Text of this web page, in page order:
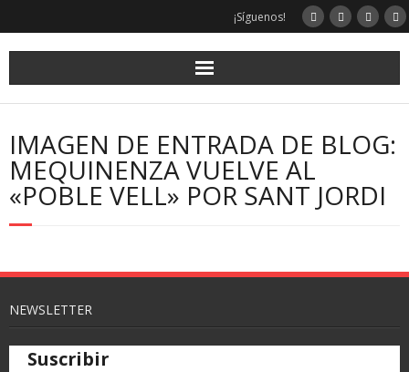
¡Síguenos!
IMAGEN DE ENTRADA DE BLOG:
MEQUINENZA VUELVE AL
«POBLE VELL» POR SANT JORDI
NEWSLETTER
Suscribir